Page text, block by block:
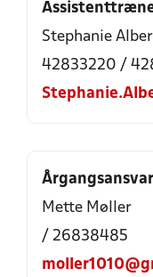
Stephanie
42833220 /
Mette Møller
/ 26838485